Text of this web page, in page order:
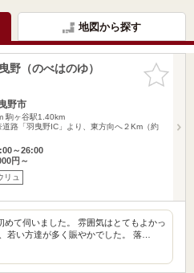
地図から探す
お気に入
りに追加
野（のべはのゆ）
野市
駒ヶ谷駅1.40km
道路「羽曳野IC」より、東方向へ２Km（約
～26:00
円～
リュ
めて伺いました。 雰囲気はとてもよかっ
若い方達が多く賑やかでした。 落…